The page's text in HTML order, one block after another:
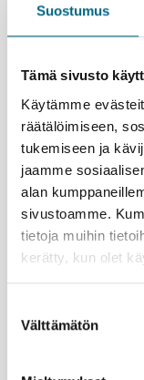
Suostumus
Tämä sivusto
Käytämme
räätälöimiseen,
tukemiseen ja
jaamme
alan
sivustoamme.
tietoja muihin
kerätty, kun olet
valinta
Välttämätön
omatoimisesti
Naumburgin
paikallisesta
pariksi – usein
satunnaisesti
maistamaan.
Kuuntele
tarjoavat
osana
Nauti Saale-
Syksyn
lampaat ja